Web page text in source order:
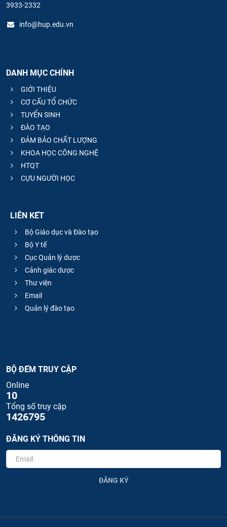
3933-2332
info@hup.edu.vn
DANH MỤC CHÍNH
GIỚI THIỆU
CƠ CẤU TỔ CHỨC
TUYỂN SINH
ĐÀO TẠO
ĐẢM BẢO CHẤT LƯỢNG
KHOA HỌC CÔNG NGHỆ
HTQT
CỰU NGƯỜI HỌC
LIÊN KẾT
Bộ Giáo dục và Đào tạo
Bộ Y tế
Cục Quản lý dược
Cảnh giác dược
Thư viện
Email
Quản lý đào tạo
BỘ ĐẾM TRUY CẬP
Online
10
Tổng số truy cập
1426795
ĐĂNG KÝ THÔNG TIN
ĐĂNG KÝ